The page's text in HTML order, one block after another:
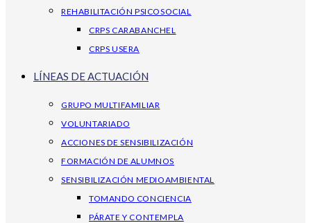
REHABILITACIÓN PSICOSOCIAL
CRPS CARABANCHEL
CRPS USERA
LÍNEAS DE ACTUACIÓN
GRUPO MULTIFAMILIAR
VOLUNTARIADO
ACCIONES DE SENSIBILIZACIÓN
FORMACIÓN DE ALUMNOS
SENSIBILIZACIÓN MEDIOAMBIENTAL
TOMANDO CONCIENCIA
PÁRATE Y CONTEMPLA